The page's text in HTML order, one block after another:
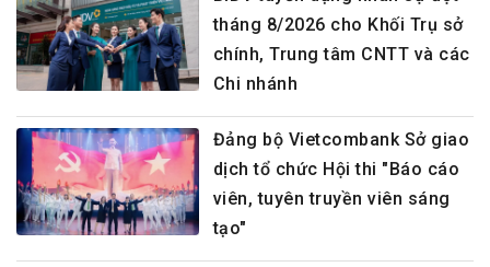
tháng 8/2026 cho Khối Trụ sở
chính, Trung tâm CNTT và các
Chi nhánh
Đảng bộ Vietcombank Sở giao
dịch tổ chức Hội thi "Báo cáo
viên, tuyên truyền viên sáng
tạo"